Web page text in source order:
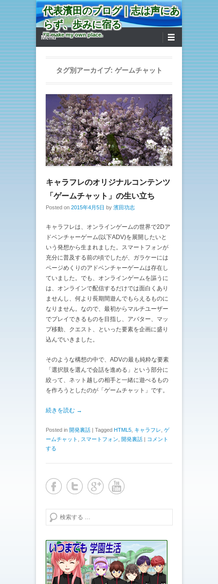
代表濱田のブログ｜志は声にあ
らず、歩みに宿る
I'll make my own place.
第1メニュー
コンテンツへ移動
Menu
タグ別アーカイブ: ゲームチャット
キャラフレのオリジナルコンテンツ
「ゲームチャット」の生い立ち
Posted on 2015年4月5日 by 濱田功志
キャラフレは、オンラインゲームの世界で2Dア
ドベンチャーゲーム(以下ADV)を展開したいと
いう発想から生まれました。スマートフォンが
充分に普及する前の頃でしたが、ガラケーには
ページめくりのアドベンチャーゲームは存在し
ていました。でも、オンラインゲームを謳うに
は、オンラインで配信するだけでは面白くあり
ませんし、何より長期間遊んでもらえるものに
なりません。なので、最初からマルチユーザー
でプレイできるものを目指し、アバター、マッ
プ移動、クエスト、といった要素を企画に盛り
込んでいきました。
そのような構想の中で、ADVの最も純粋な要素
「選択肢を選んで会話を進める」という部分に
絞って、ネット越しの相手と一緒に遊べるもの
を作ろうとしたのが「ゲームチャット」です。
続きを読む →
Posted in 開発裏話 | Tagged HTML5 キャラフレ ゲ
ームチャット
スマートフォン 開発裏話 | コメント
する
検索する